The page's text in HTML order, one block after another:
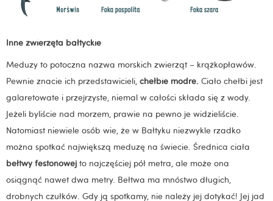
Inne zwierzęta bałtyckie
Meduzy to potoczna nazwa morskich zwierząt – krążkopławów.
Pewnie znacie ich przedstawicieli, chełbie modre. Ciało chełbi jest
galaretowate i przejrzyste, niemal w całości składa się z wody.
Jeżeli byliście nad morzem, prawie na pewno je widzieliście.
Natomiast niewiele osób wie, że w Bałtyku niezwykle rzadko
można spotkać największą meduzę na świecie. Średnica ciała
bełtwy festonowej to najczęściej pół metra, ale może ona
osiągnąć nawet dwa metry. Bełtwa ma mnóstwo długich,
drobnych czułków. Gdy ją spotkamy, nie należy jej dotykać! Jej jad